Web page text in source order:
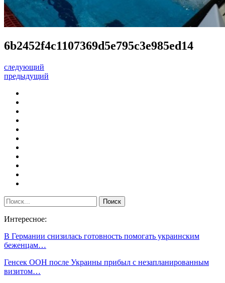
6b2452f4c1107369d5e795c3e985ed14
следующий
предыдущий
Интересное:
В Германии снизилась готовность помогать украинским
беженцам…
Генсек ООН после Украины прибыл с незапланированным
визитом…